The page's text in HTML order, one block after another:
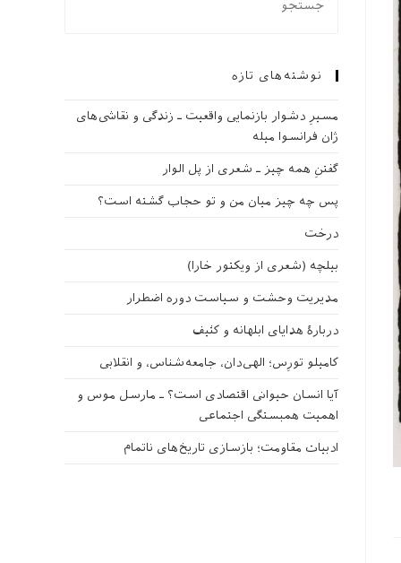
نوشته‌های تازه
مسیرِ دشوار بازنمایی واقعیت ـ زندگی و نقاشی‌های
ژان فرانسوا میله
گفتنِ همه چیز ـ شعری از پل الوار
پس چه چیز میان من و تو حجاب گشته است؟
درخت
بیلچه (شعری از ویکتور خارا)
مدیریت وحشت و سیاست دوره اضطرار
دربارهٔ هدایای ابلهانه و کثیف
کامیلو تورِس؛ الهی‌دان، جامعه‌شناس، و انقلابی
آیا انسان حیوانی اقتصادی است؟ ـ مارسل موس و
اهمیت همبستگی اجتماعی
ادبیات مقاومت؛ بازسازی تاریخ‌های ناتمام